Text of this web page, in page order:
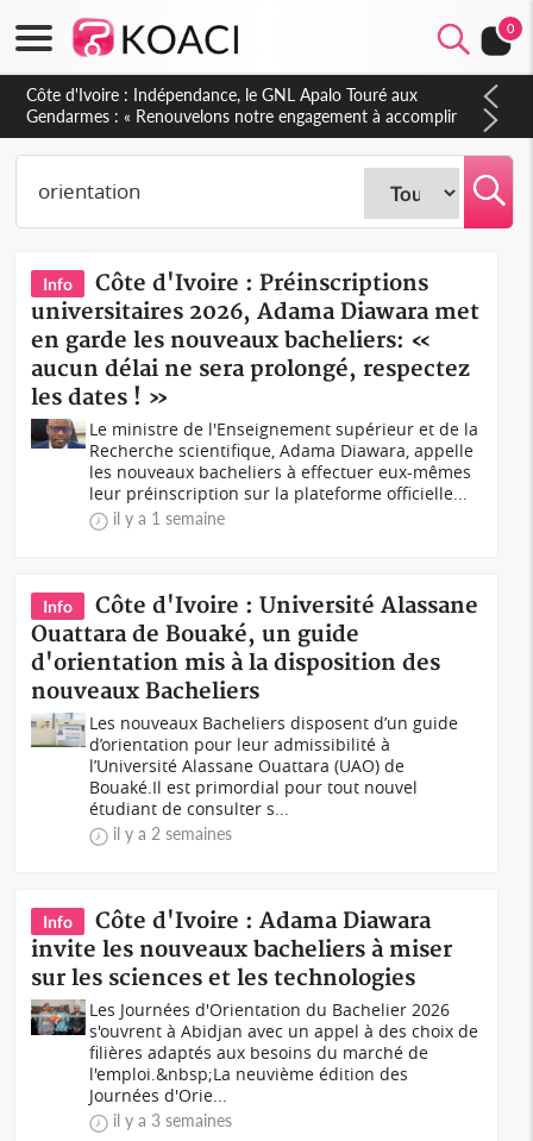
0
Sierra Leone : Un projet de réforme constitutionnelle en
gestation, points clés des amendements, un exclu d'avance
Info
Côte d'Ivoire : Préinscriptions
universitaires 2026, Adama Diawara met
en garde les nouveaux bacheliers: «
aucun délai ne sera prolongé, respectez
les dates ! »
Le ministre de l'Enseignement supérieur et de la
Recherche scientifique, Adama Diawara, appelle
les nouveaux bacheliers à effectuer eux-mêmes
leur préinscription sur la plateforme officielle...
il y a 1 semaine
Info
Côte d'Ivoire : Université Alassane
Ouattara de Bouaké, un guide
d'orientation mis à la disposition des
nouveaux Bacheliers
Les nouveaux Bacheliers disposent d’un guide
d’orientation pour leur admissibilité à
l’Université Alassane Ouattara (UAO) de
Bouaké.Il est primordial pour tout nouvel
étudiant de consulter s...
il y a 2 semaines
Info
Côte d'Ivoire : Adama Diawara
invite les nouveaux bacheliers à miser
sur les sciences et les technologies
Les Journées d'Orientation du Bachelier 2026
s'ouvrent à Abidjan avec un appel à des choix de
filières adaptés aux besoins du marché de
l'emploi.&nbsp;La neuvième édition des
Journées d'Orie...
il y a 3 semaines